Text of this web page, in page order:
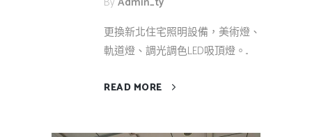
更換新北住宅照明設備，美術燈、
軌道燈、調光調色LED吸頂燈。...
READ MORE